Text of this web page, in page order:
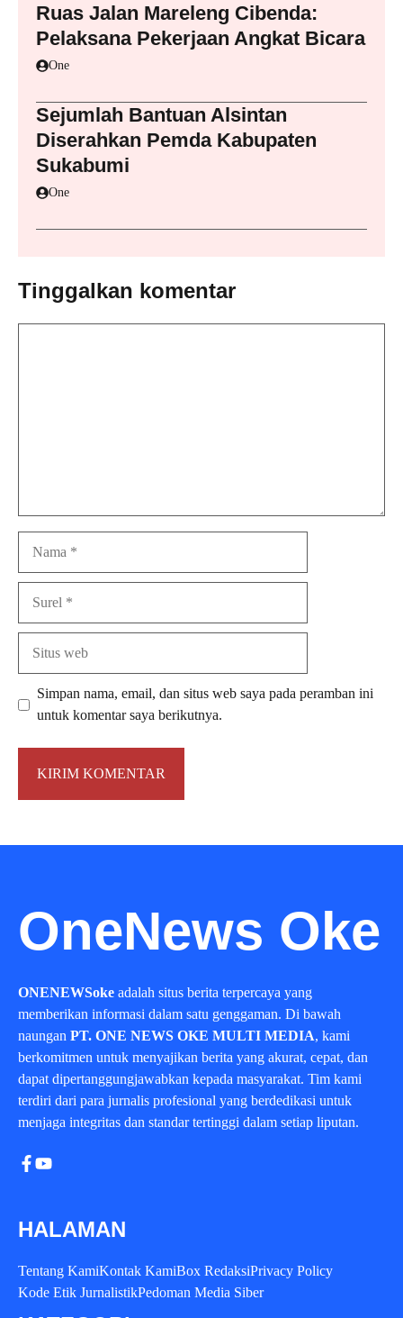
Ruas Jalan Mareleng Cibenda:
Pelaksana Pekerjaan Angkat Bicara
One
Sejumlah Bantuan Alsintan
Diserahkan Pemda Kabupaten
Sukabumi
One
Tinggalkan komentar
Simpan nama, email, dan situs web saya pada peramban ini
untuk komentar saya berikutnya.
OneNews Oke
ONENEWSoke adalah situs berita terpercaya yang
memberikan informasi dalam satu genggaman. Di bawah
naungan PT. ONE NEWS OKE MULTI MEDIA, kami
berkomitmen untuk menyajikan berita yang akurat, cepat, dan
dapat dipertanggungjawabkan kepada masyarakat. Tim kami
terdiri dari para jurnalis profesional yang berdedikasi untuk
menjaga integritas dan standar tertinggi dalam setiap liputan.
HALAMAN
Tentang KamiKontak KamiBox RedaksiPrivacy Policy
Kode Etik JurnalistikPedoman Media Siber